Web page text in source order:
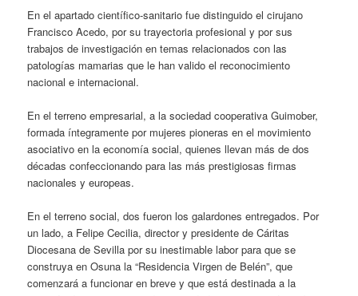
En el apartado científico-sanitario fue distinguido el cirujano
Francisco Acedo, por su trayectoria profesional y por sus
trabajos de investigación en temas relacionados con las
patologías mamarias que le han valido el reconocimiento
nacional e internacional.
En el terreno empresarial, a la sociedad cooperativa Guimober,
formada íntegramente por mujeres pioneras en el movimiento
asociativo en la economía social, quienes llevan más de dos
décadas confeccionando para las más prestigiosas firmas
nacionales y europeas.
En el terreno social, dos fueron los galardones entregados. Por
un lado, a Felipe Cecilia, director y presidente de Cáritas
Diocesana de Sevilla por su inestimable labor para que se
construya en Osuna la “Residencia Virgen de Belén”, que
comenzará a funcionar en breve y que está destinada a la